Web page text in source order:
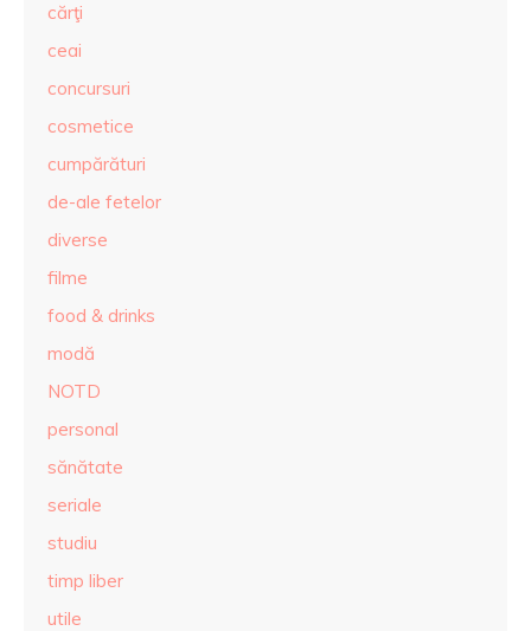
cărţi
ceai
concursuri
cosmetice
cumpărături
de-ale fetelor
diverse
filme
food & drinks
modă
NOTD
personal
sănătate
seriale
studiu
timp liber
utile